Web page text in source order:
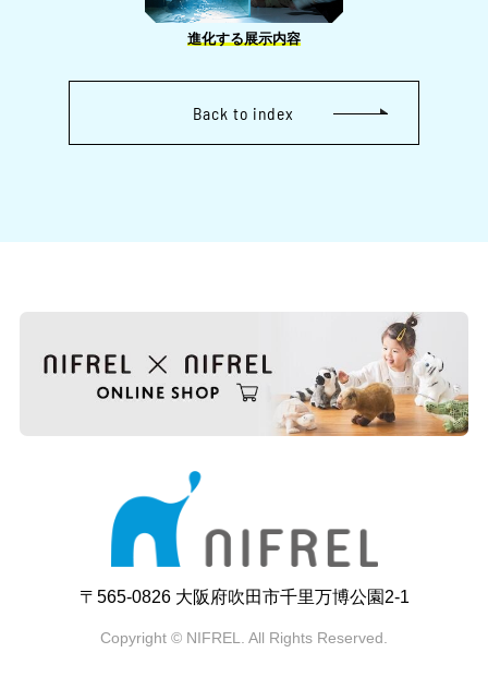
進化する展示内容
Back to index
〒565-0826 大阪府吹田市千里万博公園2-1
Copyright © NIFREL. All Rights Reserved.